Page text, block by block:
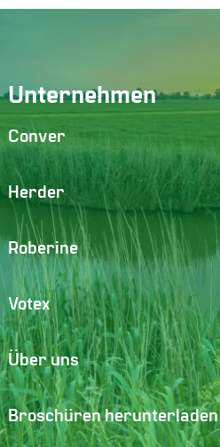
Unternehmen
Conver
Herder
Roberine
Votex
Über uns
Broschüren herunterladen